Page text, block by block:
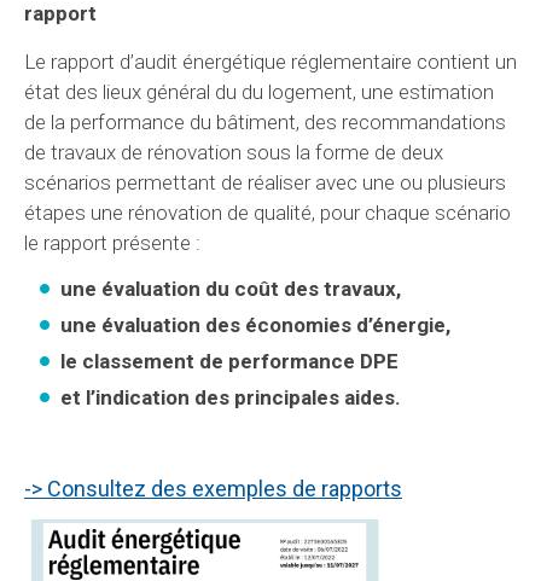
rapport
Le rapport d’audit énergétique réglementaire contient un
état des lieux général du du logement, une estimation
de la performance du bâtiment, des recommandations
de travaux de rénovation sous la forme de deux
scénarios permettant de réaliser avec une ou plusieurs
étapes une rénovation de qualité, pour chaque scénario
le rapport présente :
une évaluation du coût des travaux,
une évaluation des économies d’énergie,
le classement de performance DPE
et l’indication des principales aides.
-> Consultez des exemples de rapports